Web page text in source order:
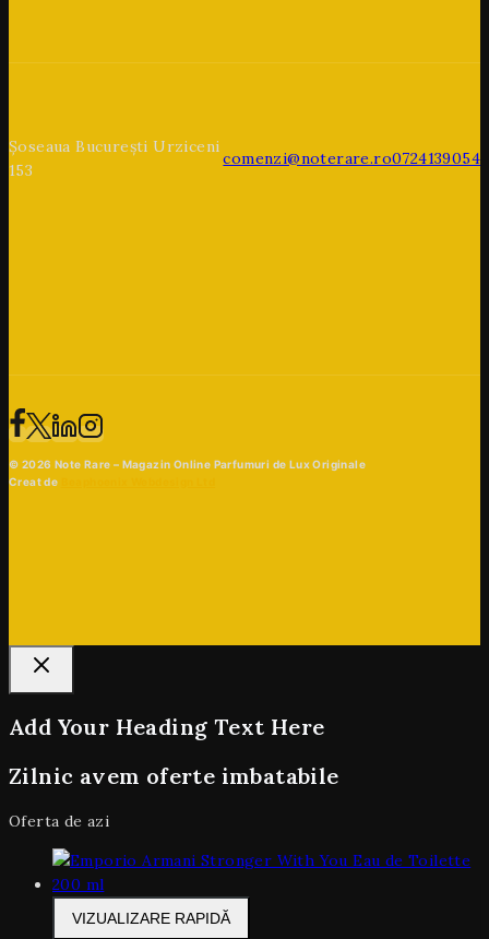
Șoseaua București Urziceni
153
comenzi@noterare.ro0724139054
© 2026 Note Rare – Magazin Online Parfumuri de Lux Originale
Creat de
Add Your Heading Text Here
Zilnic avem oferte imbatabile
Oferta de azi
VIZUALIZARE RAPIDĂ